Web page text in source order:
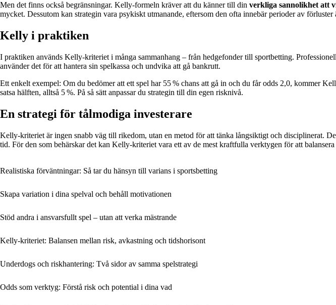
Men det finns också begränsningar. Kelly-formeln kräver att du känner till din verkliga sannolikhet att
mycket. Dessutom kan strategin vara psykiskt utmanande, eftersom den ofta innebär perioder av förluster
Kelly i praktiken
I praktiken används Kelly-kriteriet i många sammanhang – från hedgefonder till sportbetting.
använder det för att hantera sin spelkassa och undvika att gå bankrutt.
Ett enkelt exempel: Om du bedömer att ett spel har 55 % chans att gå in och du får odds 2,0, kommer
satsa hälften, alltså 5 %. På så sätt anpassar du strategin till din egen risknivå.
En strategi för tålmodiga investerare
Kelly-kriteriet är ingen snabb väg till rikedom, utan en metod för att tänka långsiktigt och disciplinerat.
tid. För den som behärskar det kan Kelly-kriteriet vara ett av de mest kraftfulla verktygen för att
Realistiska förväntningar: Så tar du hänsyn till varians i sportsbetting
Skapa variation i dina spelval och behåll motivationen
Stöd andra i ansvarsfullt spel – utan att verka mästrande
Kelly-kriteriet: Balansen mellan risk, avkastning och tidshorisont
Underdogs och riskhantering: Två sidor av samma spelstrategi
Odds som verktyg: Förstå risk och potential i dina vad